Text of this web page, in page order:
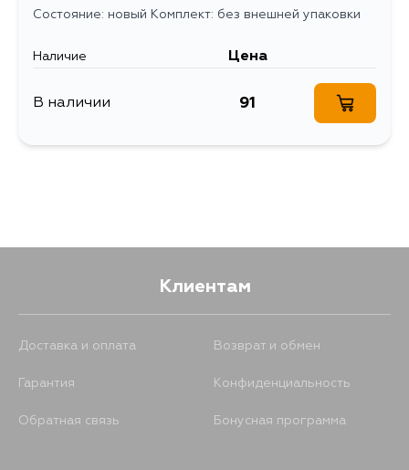
Состояние: новый Комплект: без внешней упаковки
Наличие Цена
В наличии 91
Клиентам
Доставка и оплата Возврат и обмен
Гарантия Конфиденциальность
Обратная связь Бонусная программа